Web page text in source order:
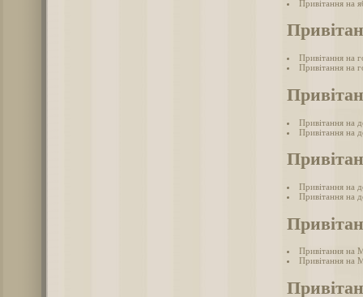
Привітання на
Привітання на
Привітання на
Привітання на
Привітання на
Привітання на
Привітання на
Привітання на
Привітання на